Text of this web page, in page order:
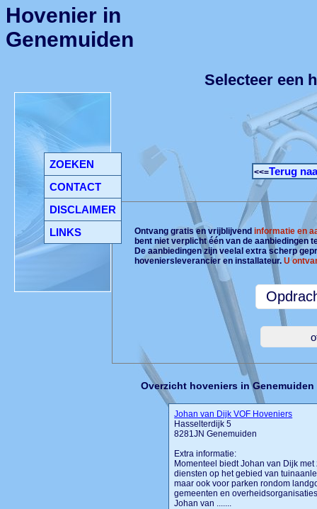
ZOEKEN
CONTACT
DISCLAIMER
LINKS
Hovenier in
Genemuiden
Selecteer een
<<=Terug
Ontvang gratis en vrijblijvendinformatie en
bent niet verplicht één van de aanbiedingen
De aanbiedingen zijn veelal extra scherp
hoveniersleverancier en installateur.U
Overzicht hoveniers in Genemuiden
Johan van Dijk VOF Hoveniers
Hasselterdijk 5
8281JN Genemuiden
Extra informatie:
Momenteel biedt Johan van Dijk
diensten op het gebied van
maar ook voor parken rondom
gemeenten en
Johan van .......